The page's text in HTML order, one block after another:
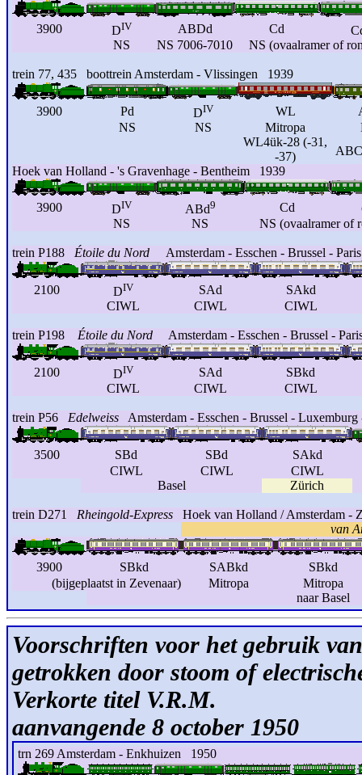
3900 DIV ABDd Cd
NS
NS 7006-7010 NS (ovaalramer of
trein 77, 435 boottrein Amsterdam - Vlissingen 1939
3900 Pd DIV WL
NS
NS Mitropa
WL4ük-28 (-31,
-37)
ABC
Hoek van Holland - 's Gravenhage - Bentheim 1939
3900 DIV ABd9 Cd
NS
NS NS (ovaalramer of
trein P188 Étoile du Nord Amsterdam - Esschen - Brussel -
2100 DIV SAd
SAkd
CIWL
CIWL CIWL
trein P198 Étoile du Nord Amsterdam - Esschen - Brussel -
2100 DIV SAd
SBkd
CIWL
CIWL CIWL
trein P56 Edelweiss Amsterdam - Esschen - Brussel -
3500 SBd SBd
SAkd
CIWL
CIWL
CIWL
Basel
Zürich
trein D271 Rheingold-Express Hoek van Holland / Amsterdam -
van
3900 SBkd SABkd
SBkd
(bijgeplaatst in Zevenaar)
Mitropa
Mitropa
naar Basel
Voorschriften voor het gebruik
getrokken door stoom of
Verkorte titel V.R.M.
aanvangende 8 october 1950
trn 269 Amsterdam - Enkhuizen 1950